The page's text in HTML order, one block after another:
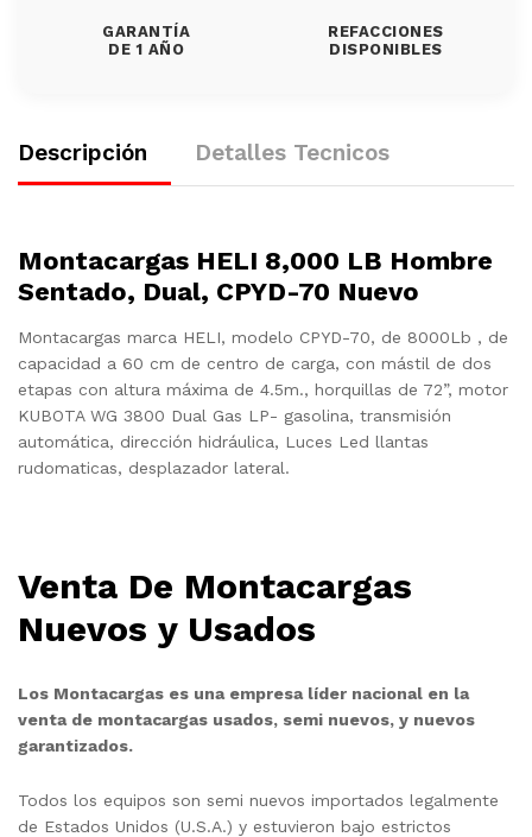
GARANTÍA
DE 1 AÑO
REFACCIONES
DISPONIBLES
Descripción Detalles Tecnicos
Montacargas HELI 8,000 LB Hombre
Sentado, Dual, CPYD-70 Nuevo
Montacargas marca HELI, modelo CPYD-70, de 8000Lb , de
capacidad a 60 cm de centro de carga, con mástil de dos
etapas con altura máxima de 4.5m., horquillas de 72”, motor
KUBOTA WG 3800 Dual Gas LP- gasolina, transmisión
automática, dirección hidráulica, Luces Led llantas
rudomaticas, desplazador lateral.
Venta De Montacargas
Nuevos y Usados
Los Montacargas es una empresa líder nacional en la
venta de montacargas usados, semi nuevos, y nuevos
garantizados.
Todos los equipos son semi nuevos importados legalmente
de Estados Unidos (U.S.A.) y estuvieron bajo estrictos